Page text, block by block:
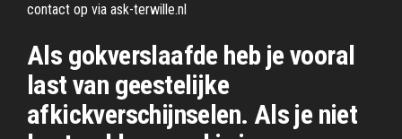
contact op via ask-terwille.nl
Als gokverslaafde heb je vooral
last van geestelijke
afkickverschijnselen. Als je niet